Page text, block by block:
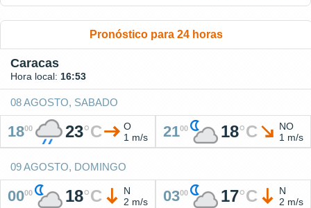
Pronóstico para 24 horas
Caracas
Hora local: 16:53
08 AGOSTO, SABADO
1800 23°C
O
1 m/s
2100 18°C
NO
1 m/s
09 AGOSTO, DOMINGO
0000 18°C
N
2 m/s
0300 17°C
N
2 m/s